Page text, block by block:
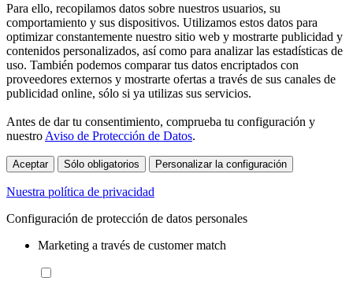
Para ello, recopilamos datos sobre nuestros usuarios, su
comportamiento y sus dispositivos. Utilizamos estos datos para
optimizar constantemente nuestro sitio web y mostrarte publicidad y
contenidos personalizados, así como para analizar las estadísticas de
uso. También podemos comparar tus datos encriptados con
proveedores externos y mostrarte ofertas a través de sus canales de
publicidad online, sólo si ya utilizas sus servicios.
Antes de dar tu consentimiento, comprueba tu configuración y
nuestro Aviso de Protección de Datos.
Aceptar Sólo obligatorios Personalizar la configuración
Nuestra política de privacidad
Configuración de protección de datos personales
Marketing a través de customer match